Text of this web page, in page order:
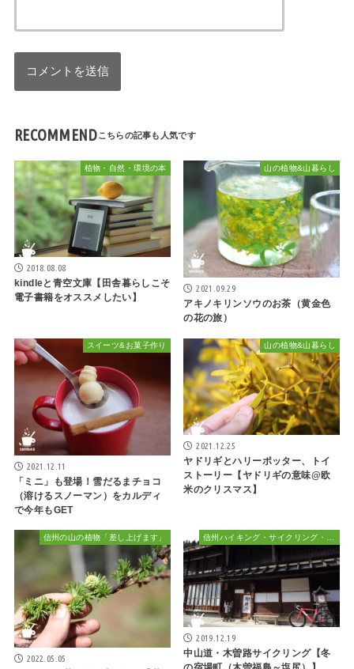
RECOMMEND
植物・自然・環境の本
2018.08.08
kindleと青空文庫【田舎暮らしこそ
電子書籍をオススメしたい】
山の植物&山暮らし
2021.09.29
アキノキリンソウのお茶（黄金色
の花の旅）
スイーツ&お菓子作り
2021.12.11
「ミニ」も登場！雪だるまチョコ
（溶けるスノーマン）をカルディ
で今年もGET
山の植物&山暮らし
2021.12.25
ヤドリギとハリーポッター、トイ
ストーリー【ヤドリギの意味@欧
米のクリスマス】
信州の山の植物「差し上げます」
2022.05.05
信州ハイキング・サイクリング・植物散策&おでかけ
2019.12.19
中山道・木曽路サイクリング【冬